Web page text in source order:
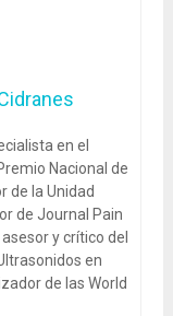
en el
Nacional de
de la Unidad
de Journal Pain
y crítico del
en
de las World